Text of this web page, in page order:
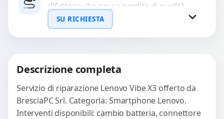
WhatsApp
difettoso che causa perdita di qualità
sonora o impossibilità di collegare cuffie
e accessori....
SU RICHIESTA
Descrizione completa
Servizio di riparazione Lenovo Vibe X3 offerto da
BresciaPC Srl. Categoria: Smartphone Lenovo.
Interventi disponibili: cambio batteria, connettore